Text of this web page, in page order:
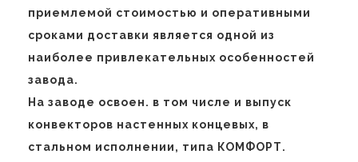
приемлемой стоимостью и оперативными
сроками доставки является одной из
наиболее привлекательных особенностей
завода.
На заводе освоен. в том числе и выпуск
конвекторов настенных концевых, в
стальном исполнении, типа КОМФОРТ.